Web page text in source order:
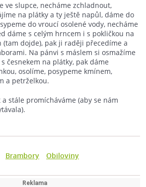
ve slupce, necháme zchladnout,
na plátky a ty ještě napůl, dáme do
do vroucí osolené vody, necháme
dáme s celým hrncem i s pokličkou na
dojde), pak ji raději přecedíme a
Na pánvi s máslem si osmažíme
česnekem na plátky, pak dáme
osolíme, posypeme kmínem,
a petrželkou.
stále promícháváme (aby se nám
Brambory Obiloviny